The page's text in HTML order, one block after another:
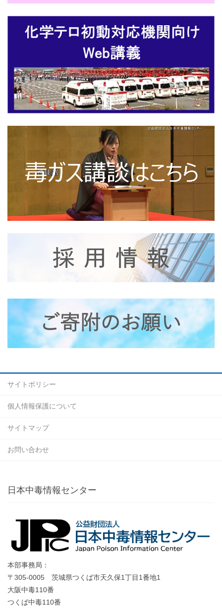
サイトポリシー
個人情報保護について
サイトマップ
お問い合わせ
日本中毒情報センター
本部事務局：
〒305-0005 茨城県つくば市天久保1丁目1番地1
大阪中毒110番
つくば中毒110番